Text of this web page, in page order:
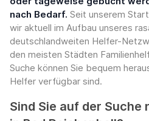
nach Bedarf. Seit unserem
wir aktuell im Aufbau unseres
deutschlandweiten Helfer-
den meisten Städten
Suche können Sie bequem
Helfer verfügbar sind.
Sind Sie auf der Suche